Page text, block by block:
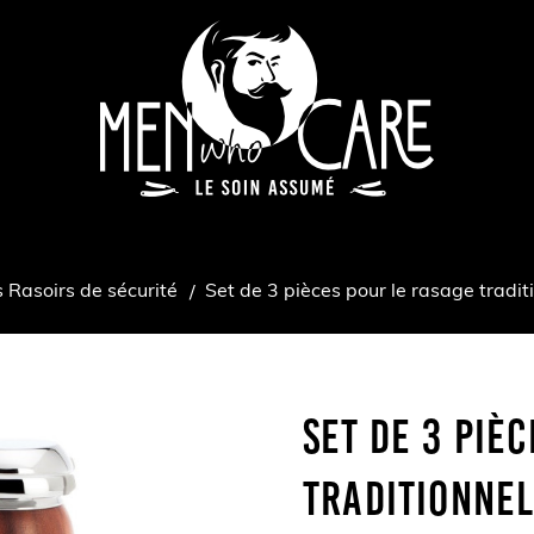
Rasoirs de sécurité Set de 3 pièces pour le rasage
Set De 3
Traditionnel